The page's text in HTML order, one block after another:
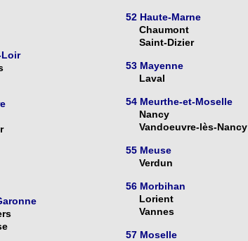
Loir
52 Haute-Marne
Chaumont
Saint-Dizier
53 Mayenne
Laval
54 Meurthe-et-Moselle
Nancy
Vandoeuvre-lès-Nancy
55 Meuse
Verdun
56 Morbihan
Lorient
Vannes
57 Moselle